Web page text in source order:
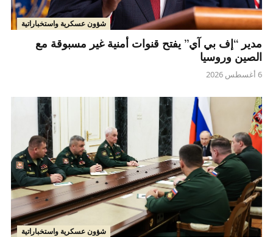
شؤون عسكرية واستخباراتية
مدير “إف بي آي” يفتح قنوات أمنية غير مسبوقة مع
الصين وروسيا
6 أغسطس 2026
شؤون عسكرية واستخباراتية